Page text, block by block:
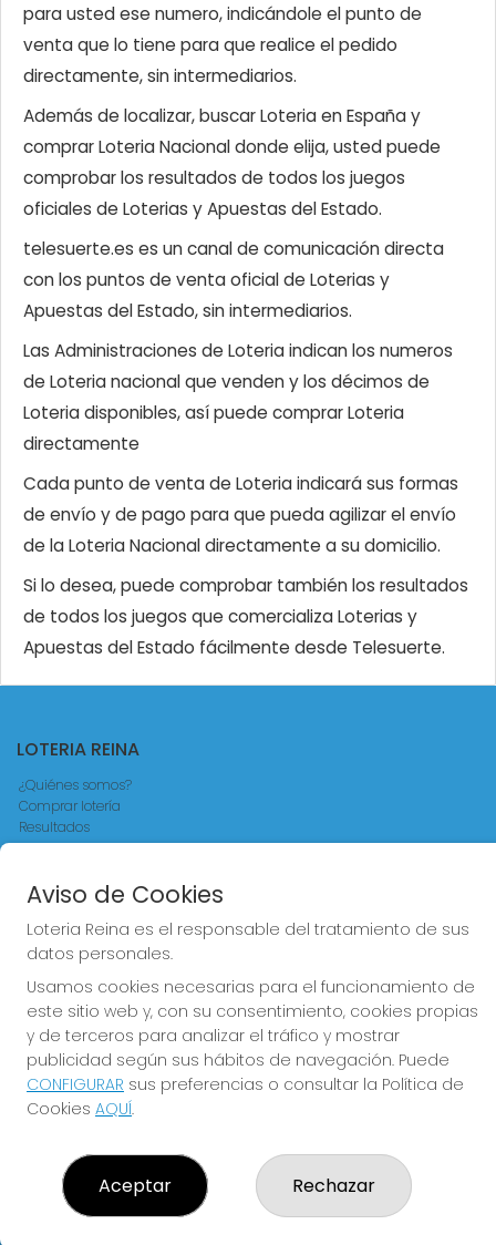
para usted ese numero, indicándole el punto de
venta que lo tiene para que realice el pedido
directamente, sin intermediarios.
Además de localizar, buscar Loteria en España y
comprar Loteria Nacional donde elija, usted puede
comprobar los resultados de todos los juegos
oficiales de Loterias y Apuestas del Estado.
telesuerte.es es un canal de comunicación directa
con los puntos de venta oficial de Loterias y
Apuestas del Estado, sin intermediarios.
Las Administraciones de Loteria indican los numeros
de Loteria nacional que venden y los décimos de
Loteria disponibles, así puede comprar Loteria
directamente
Cada punto de venta de Loteria indicará sus formas
de envío y de pago para que pueda agilizar el envío
de la Loteria Nacional directamente a su domicilio.
Si lo desea, puede comprobar también los resultados
de todos los juegos que comercializa Loterias y
Apuestas del Estado fácilmente desde Telesuerte.
LOTERIA REINA
¿Quiénes somos?
Comprar lotería
Resultados
Contacto
Comprar en SELAE
Registro
CONTACTO
ADMINISTRACION DE LOTERIAS Nº4 VALENCIA - Receptor
Oficial 83370
963550150
info@loteriareina.com
CALLE DE LA REINA, 171
(Valencia) España
Aviso de Cookies
Loteria Reina es el responsable del tratamiento de sus
datos personales.
Usamos cookies necesarias para el funcionamiento de
este sitio web y, con su consentimiento, cookies propias
y de terceros para analizar el tráfico y mostrar
publicidad según sus hábitos de navegación. Puede
CONFIGURAR sus preferencias o consultar la Política de
Cookies AQUÍ.
Aceptar Rechazar